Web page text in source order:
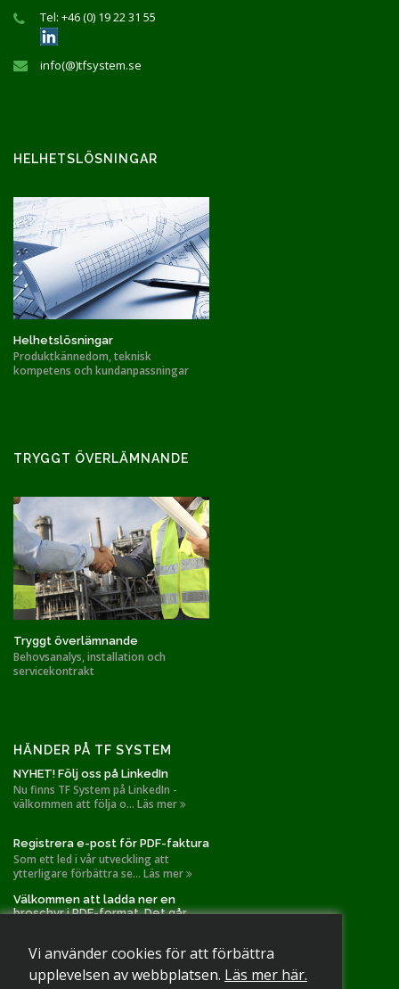
Vi använder cookies för att förbättra
upplevelsen av webbplatsen. Läs mer här.
Tel: +46 (0) 19 22 31 55
info(@)tfsystem.se
HELHETSLÖSNINGAR
Helhetslösningar
Produktkännedom, teknisk
kompetens och kundanpassningar
TRYGGT ÖVERLÄMNANDE
Tryggt överlämnande
Behovsanalys, installation och
servicekontrakt
HÄNDER PÅ TF SYSTEM
NYHET! Följ oss på LinkedIn
Nu finns TF System på LinkedIn -
välkommen att följa o... Läs mer
Registrera e-post för PDF-faktura
Som ett led i vår utveckling att
ytterligare förbättra se... Läs mer
Välkommen att ladda ner en
broschyr i PDF-format. Det går
spånutsug och filtr... Läs mer